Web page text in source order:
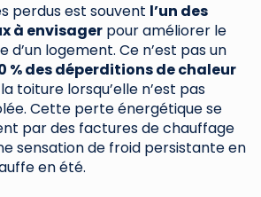
perdus est souvent l’un des
à envisager pour améliorer le
logement. Ce n’est pas un
% des déperditions de chaleur
toiture lorsqu’elle n’est pas
Cette perte énergétique se
par des factures de chauffage
sensation de froid persistante en
en été.